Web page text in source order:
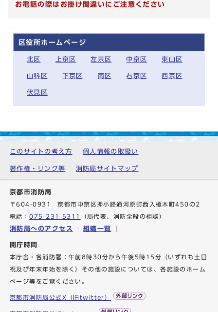
お電話の際はお掛け間違いにご注意ください
区役所ホームページ
北区 上京区 左京区 中京区 東山区
山科区 下京区 南区 右京区 西京区
伏見区
このサイトの考え方 個人情報の取扱い
著作権・リンク等 消防局サイトマップ
京都市消防局
〒604-0931 京都市中京区押小路通河原町西入榎木町450の2
電話：075-231-5311 （局代表、消防全般の相談）
消防局へのアクセス 組織一覧
開庁時間
本庁舎・各消防署：午前8時30分から午後5時15分（いずれも土日
祝及び年末年始を除く）その他の施設については、各施設のホーム
ページ等をご覧ください。
京都市消防局公式X（旧twitter）